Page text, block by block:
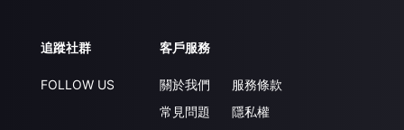
追蹤社群
FOLLOW US
客戶服務
關於我們
常見問題
服務條款
隱私權